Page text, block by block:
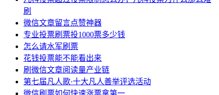
刷
微信文章留言点赞神器
专业投票刷票投1000票多少钱
怎么请水军刷票
花钱投票能不能看出来
刷微信文章阅读量产业链
第七届凡人歌·十大凡人善举评选活动
微信刷票如何快速涨票拿第一